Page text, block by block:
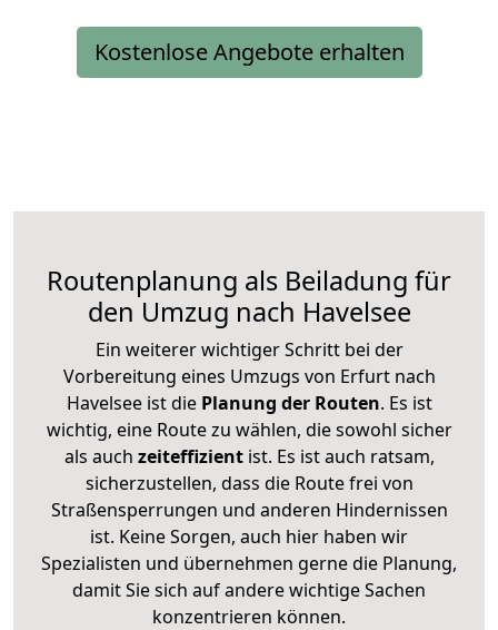
Kostenlose Angebote erhalten
Routenplanung als Beiladung für
den Umzug nach Havelsee
Ein weiterer wichtiger Schritt bei der
Vorbereitung eines Umzugs von Erfurt nach
Havelsee ist diePlanung der Routen. Es ist
wichtig, eine Route zu wählen, die sowohl sicher
als auch zeiteffizientist. Es ist auch ratsam,
sicherzustellen, dass die Route frei von
Straßensperrungen und anderen Hindernissen
ist. Keine Sorgen, auch hier haben wir
Spezialisten und übernehmen gerne die Planung,
damit Sie sich auf andere wichtige Sachen
konzentrieren können.